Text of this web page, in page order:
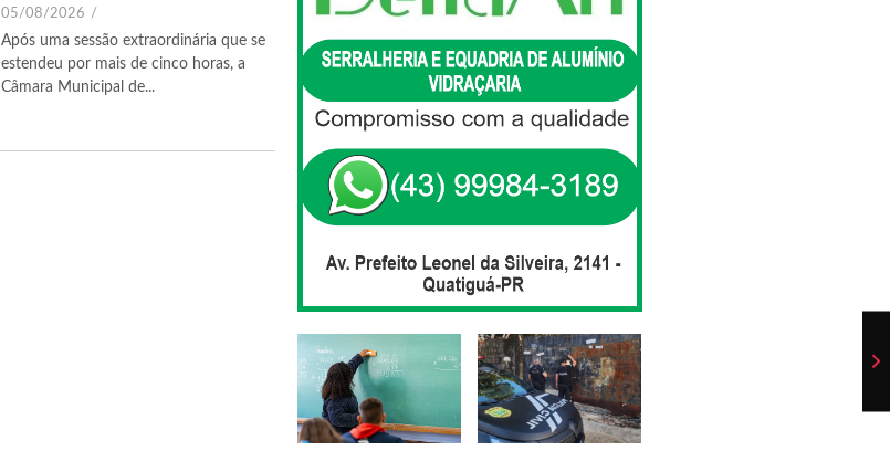
05/08/2026 /
Após uma sessão extraordinária que se
estendeu por mais de cinco horas, a
Câmara Municipal de...